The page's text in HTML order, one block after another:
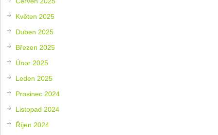
Květen 2025
Duben 2025
Březen 2025
Únor 2025
Leden 2025
Prosinec 2024
Listopad 2024
Říjen 2024